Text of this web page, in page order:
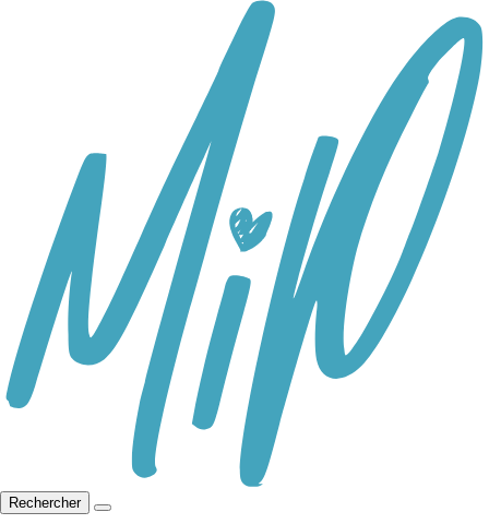
Rechercher